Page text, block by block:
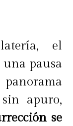
el
una pausa
apuro,
se